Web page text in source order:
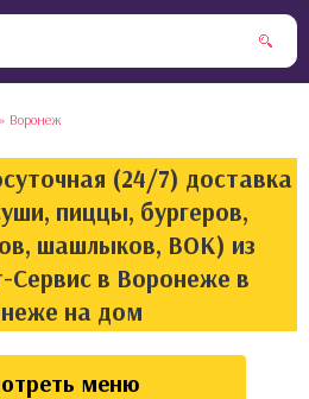
» Воронеж
(24/7) доставка
пиццы, бургеров,
шашлыков, ВОК) из
Сервис в Воронеже в
на дом
меню